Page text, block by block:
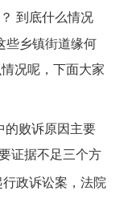
到底什么情况
些乡镇街道缘何
况呢，下面大家
的败诉原因主要
证据不足三个方
政诉讼案，法院